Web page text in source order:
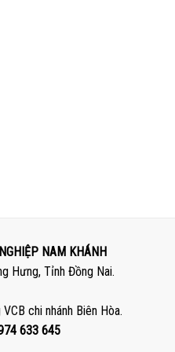
NAM KHÁNH
Hưng, Tỉnh Đồng Nai.
chi nhánh Biên Hòa.
633 645